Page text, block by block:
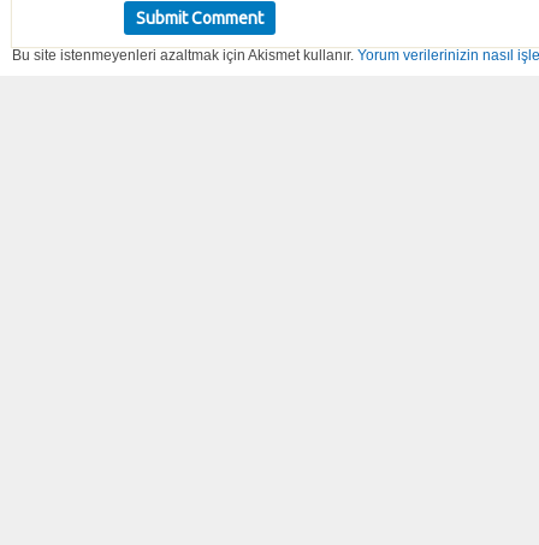
Bu site istenmeyenleri azaltmak için Akismet kullanır. Yorum verilerinizin nasıl